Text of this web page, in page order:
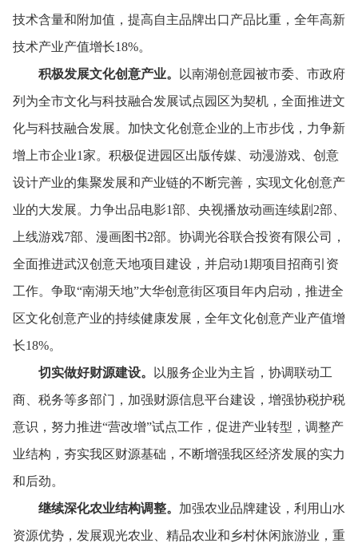
技术含量和附加值， 提高自主品牌出口产品比重， 全年高新
技术产业产值增长18%。
积极发展文化创意产业。
以南湖创意园被市委、 市政府
列为全市文化与科技融合发展试点园区为契机， 全面推进文
化与科技融合发展。 加快文化创意企业的上市步伐， 力争新
增上市企业1家。 积极促进园区出版传媒、 动漫游戏、 创意
设计产业的集聚发展和产业链的不断完善， 实现文化创意产
业的大发展。 力争出品电影1部、 央视播放动画连续剧2部、
上线游戏7部、 漫画图书2部。 协调光谷联合投资有限公司，
全面推进武汉创意天地项目建设， 并启动1期项目招商引资
工作。 争取“南湖天地”大华创意街区项目年内启动， 推进全
区文化创意产业的持续健康发展， 全年文化创意产业产值增
长18%。
切实做好财源建设。
以服务企业为主旨， 协调联动工
商、 税务等多部门， 加强财源信息平台建设， 增强协税护税
意识， 努力推进“营改增”试点工作， 促进产业转型， 调整产
业结构， 夯实我区财源基础， 不断增强我区经济发展的实力
和后劲。
继续深化农业结构调整。 加强农业品牌建设， 利用山水
资源优势， 发展观光农业、 精品农业和乡村休闲旅游业， 重